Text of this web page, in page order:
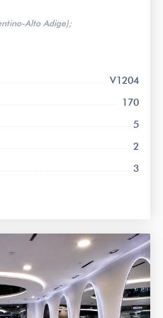
Alto Adige);
V1204
170
5
2
3